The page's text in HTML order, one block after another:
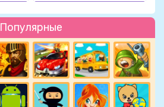
Популярные